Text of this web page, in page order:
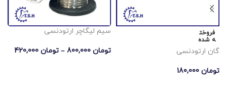
فروخت
ه شده
گان ارتودنسی
تومان
سیم لیگاچر ارتودنسی
تومان – تومان